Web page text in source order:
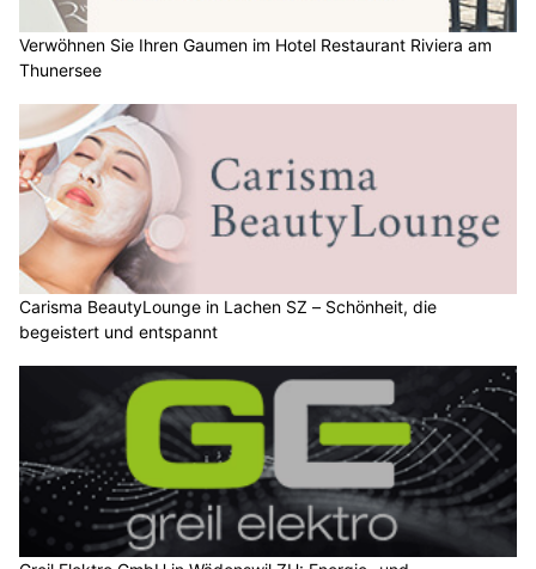
Verwöhnen Sie Ihren Gaumen im Hotel Restaurant Riviera am
Thunersee
Carisma BeautyLounge in Lachen SZ – Schönheit, die
begeistert und entspannt